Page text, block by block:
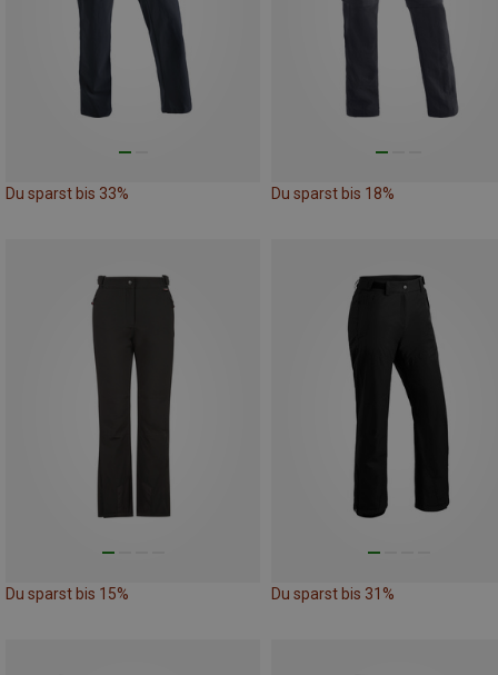
Du sparst bis 33% Du sparst bis 18%
Du sparst bis 15% Du sparst bis 31%